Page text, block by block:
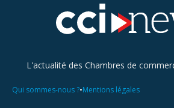
L'actualité des Chambres de
Qui sommes-nous ?•Mentions légales